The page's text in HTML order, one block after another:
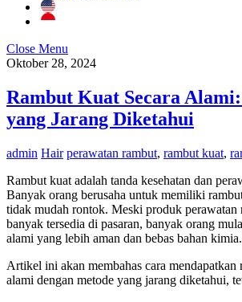
Close Menu
Oktober 28, 2024
Rambut Kuat Secara
yang Jarang Diketahui
admin Hair perawatan rambut, rambut kuat,
Rambut kuat adalah tanda kesehatan dan
Banyak orang berusaha untuk memiliki
tidak mudah rontok. Meski produk perawatan
banyak tersedia di pasaran, banyak orang
alami yang lebih aman dan bebas bahan kimia.
Artikel ini akan membahas cara mendapatkan
alami dengan metode yang jarang diketahui,